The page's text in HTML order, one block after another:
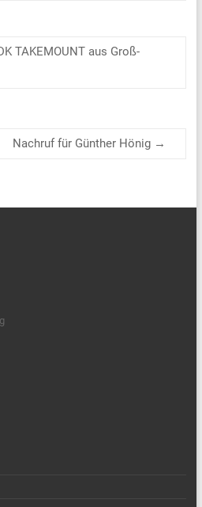
TAKEMOUNT aus Groß-
Nachruf für Günther Hönig →